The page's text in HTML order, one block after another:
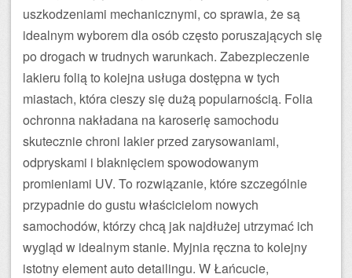
uszkodzeniami mechanicznymi, co sprawia, że są
idealnym wyborem dla osób często poruszających się
po drogach w trudnych warunkach. Zabezpieczenie
lakieru folią to kolejna usługa dostępna w tych
miastach, która cieszy się dużą popularnością. Folia
ochronna nakładana na karoserię samochodu
skutecznie chroni lakier przed zarysowaniami,
odpryskami i blaknięciem spowodowanym
promieniami UV. To rozwiązanie, które szczególnie
przypadnie do gustu właścicielom nowych
samochodów, którzy chcą jak najdłużej utrzymać ich
wygląd w idealnym stanie. Myjnia ręczna to kolejny
istotny element auto detailingu. W Łańcucie,